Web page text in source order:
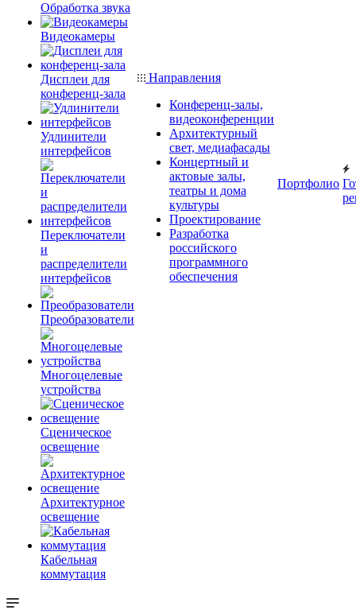
Обработка звука
Видеокамеры
Дисплеи для
конференц-зала
Удлинители
интерфейсов
Переключатели
и
распределители
интерфейсов
Преобразователи
Многоцелевые
устройства
Сценическое
освещение
Архитектурное
освещение
Кабельная
коммутация
Направления
Конференц-залы,
видеоконференции
Архитектурный
свет, медиафасады
Концертный и
актовые залы,
театры и дома
культуры
Проектирование
Разработка
российского
программного
обеспечения
Портфолио